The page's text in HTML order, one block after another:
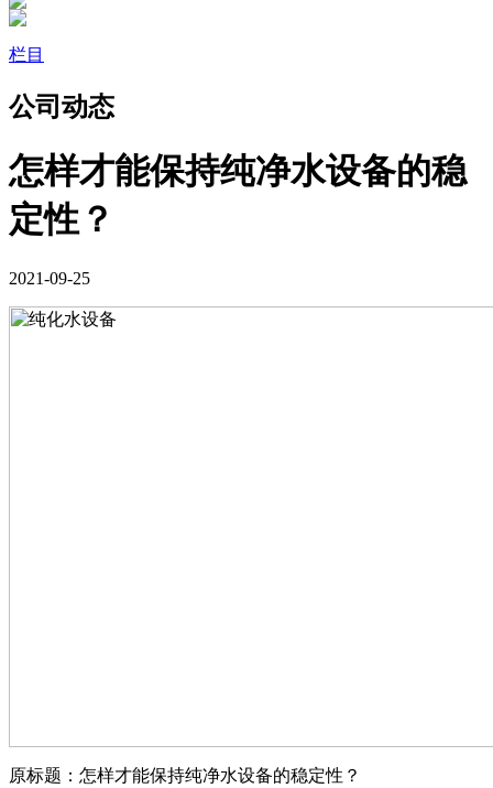
栏目
公司动态
怎样才能保持纯净水设备的稳
定性？
2021-09-25
原标题：怎样才能保持纯净水设备的稳定性？